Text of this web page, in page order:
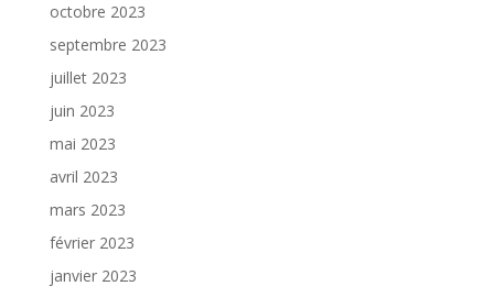
octobre 2023
septembre 2023
juillet 2023
juin 2023
mai 2023
avril 2023
mars 2023
février 2023
janvier 2023